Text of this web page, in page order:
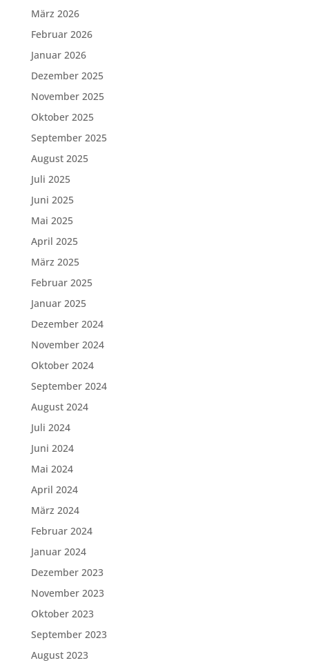
März 2026
Februar 2026
Januar 2026
Dezember 2025
November 2025
Oktober 2025
September 2025
August 2025
Juli 2025
Juni 2025
Mai 2025
April 2025
März 2025
Februar 2025
Januar 2025
Dezember 2024
November 2024
Oktober 2024
September 2024
August 2024
Juli 2024
Juni 2024
Mai 2024
April 2024
März 2024
Februar 2024
Januar 2024
Dezember 2023
November 2023
Oktober 2023
September 2023
August 2023